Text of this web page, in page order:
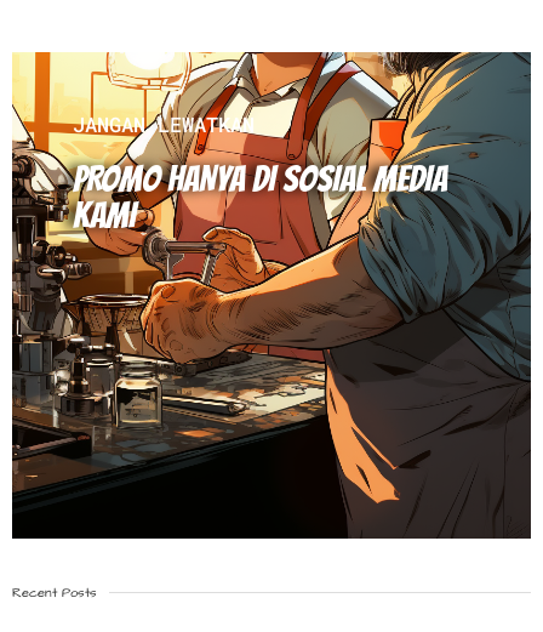
JANGAN LEWATKAN
PROMO HANYA DI SOSIAL MEDIA
KAMI
Recent Posts